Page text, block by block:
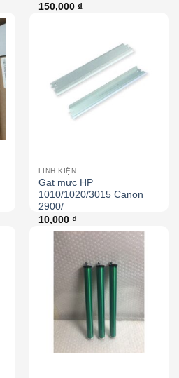
150,000 ₫
LINH KIỆN
Gạt mực HP
1010/1020/3015 Canon
2900/
10,000 ₫